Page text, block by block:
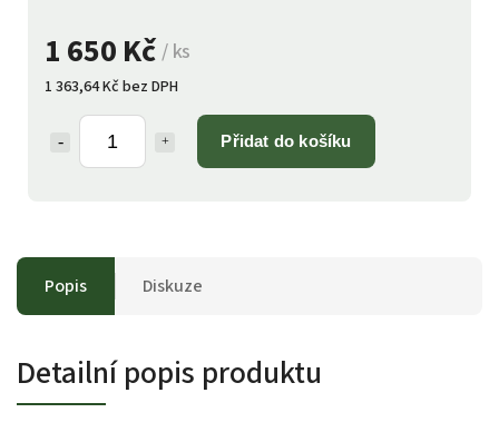
1 650 Kč/ ks
1 363,64 Kč bez DPH
Přidat do košíku
Popis Diskuze
Detailní popis produktu